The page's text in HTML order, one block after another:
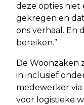
deze opties
gekregen en
ons verhaal. En
bereiken.”
De Woonzaken
in inclusief
medewerker
voor logistieke